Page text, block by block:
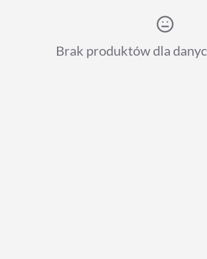
Brak produktów dla